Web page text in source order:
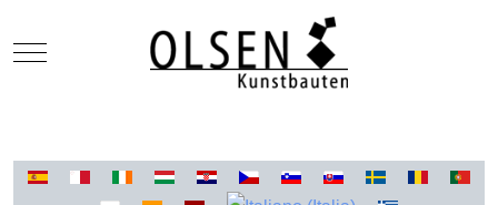
Mobile Menu Toggle
Valitse kieli